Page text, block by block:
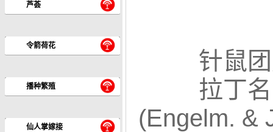
芦荟
令箭荷花
播种繁殖
仙人掌嫁接
针鼠团扇
拉丁
(Engelm. &